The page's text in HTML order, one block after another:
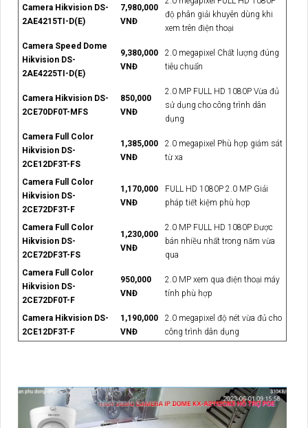
Camera Hikvision DS-
2AE4215TI-D(E)
7,980,000
VNĐ
độ phân giải khuyên dùng khi
xem trên điện thoại
Camera Speed Dome
Hikvision DS-
2AE4225TI-D(E)
9,380,000
VNĐ
2.0 megapixel Chất lượng đúng
tiêu chuẩn
Camera Hikvision DS-
2CE70DF0T-MFS
850,000
VNĐ
2.0 MP FULL HD 1080P Vừa đủ
sử dụng cho công trình dân
dụng
Camera Full Color
Hikvision DS-
2CE12DF3T-FS
1,385,000
VNĐ
2.0 megapixel Phù hợp giám sát
từ xa
Camera Full Color
Hikvision DS-
2CE72DF3T-F
1,170,000
VNĐ
FULL HD 1080P 2.0 MP Giải
pháp tiết kiệm phù hợp
Camera Full Color
Hikvision DS-
2CE72DF3T-FS
1,230,000
VNĐ
2.0 MP FULL HD 1080P Được
bán nhiều nhất trong năm vừa
qua
Camera Full Color
Hikvision DS-
2CE72DF0T-F
950,000
VNĐ
2.0 MP xem qua điện thoại máy
tính phù hợp
Camera Hikvision DS-
2CE12DF3T-F
1,190,000
VNĐ
2.0 megapixel độ nét vừa đủ cho
công trình dân dụng